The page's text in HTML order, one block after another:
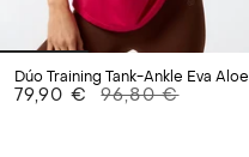
Dúo Training Tank-Ankle Eva Aloe
79,90 € 96,80 €